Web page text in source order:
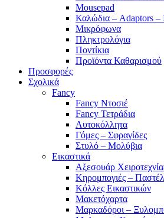
Mousepad
Καλώδια – Adaptors –
Μικρόφωνα
Πληκτρολόγια
Ποντίκια
Προϊόντα Καθαρισμού
Προσφορές
Σχολικά
Fancy
Fancy Ντοσιέ
Fancy Τετράδια
Αυτοκόλλητα
Γόμες – Σφραγίδες
Στυλό – Μολύβια
Εικαστικά
Αξεσουάρ
Κηρομπογιές – Παστέλ
Κόλλες Εικαστικών
Μακετόχαρτα
Μαρκαδόροι –